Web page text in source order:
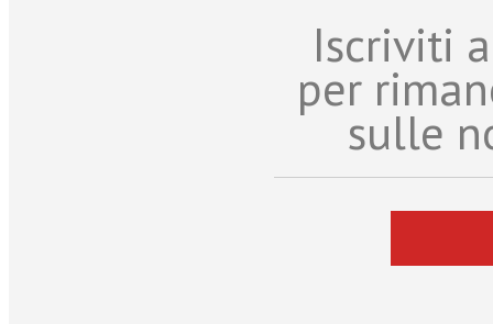
Iscriviti
per
sulle